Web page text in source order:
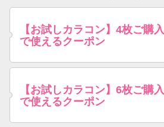
【お試しカラコン】4枚ご購入
で使えるクーポン
【お試しカラコン】6枚ご購入
で使えるクーポン